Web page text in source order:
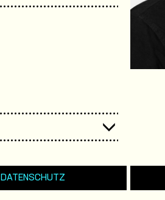
DATENSCHUTZ